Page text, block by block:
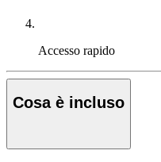
Accesso rapido
Cosa è incluso